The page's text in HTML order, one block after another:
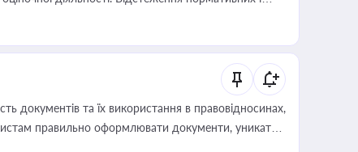
або бухгалтера під час оподаткування,
суб'єктів оціночної діяльності
документів та їх використання в правовідносинах,
правильно оформлювати документи, уникати
та контрагентами